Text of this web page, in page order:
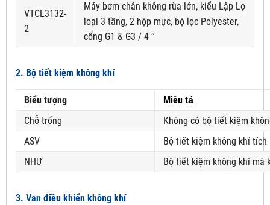
VTCL3132-
2
Máy bơm chân không rùa lớn, kiểu Lập Lọ
loại 3 tầng, 2 hộp mực, bộ lọc Polyester,
cổng G1 & G3 / 4 ″
2. Bộ tiết kiệm không khí
Biểu tượng
Miêu tả
Chỗ trống
Không có bộ tiết kiệm
ASV
Bộ tiết kiệm không khí
NHƯ
Bộ tiết kiệm không khí mà
3. Van điều khiển không khí